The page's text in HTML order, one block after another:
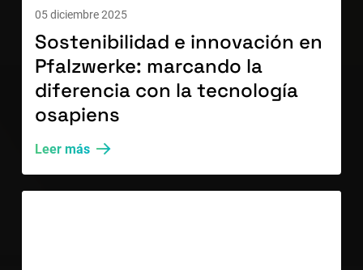
05 diciembre 2025
Sostenibilidad e innovación en
Pfalzwerke: marcando la
diferencia con la tecnología
osapiens
Leer más